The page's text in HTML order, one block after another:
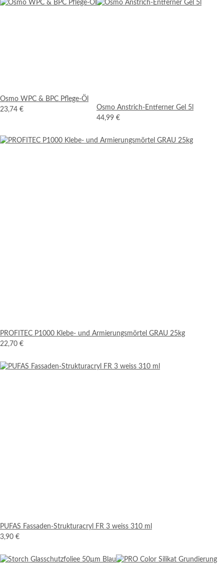
Osmo WPC & BPC Pflege-Öl
23,74 €
Osmo Anstrich-Entferner Gel 5l
44,99 €
PROFITEC P1000 Klebe- und Armierungsmörtel GRAU 25kg
22,70 €
PUFAS Fassaden-Strukturacryl FR 3 weiss 310 ml
3,90 €